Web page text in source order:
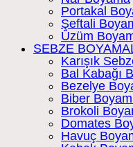
Portakal
Şeftali
Üzüm
SEBZE
Karışık
Bal Kabağı
Bezelye
Biber
Brokoli
Domates
Havuç